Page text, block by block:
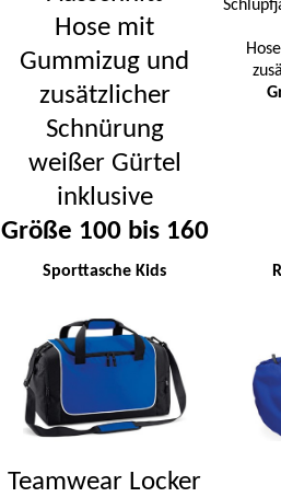
Hose mit
Gummizug und
zusätzlicher
Schnürung
weißer Gürtel
inklusive
Größe 100 bis 160
Sporttasche Kids
Teamwear Locker